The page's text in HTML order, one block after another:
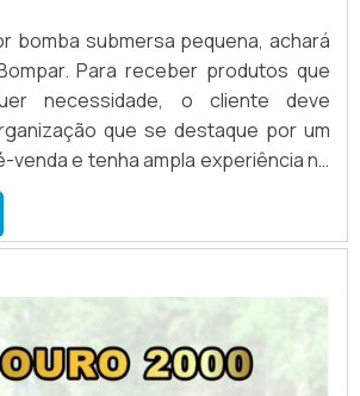
bomba submersa pequena, achará
Para receber produtos que
necessidade, o cliente deve
que se destaque por um
venda e tenha ampla experiência no
é bomba submersa pequena,
cliente encontrará ótima qualidade e
para movimentação de